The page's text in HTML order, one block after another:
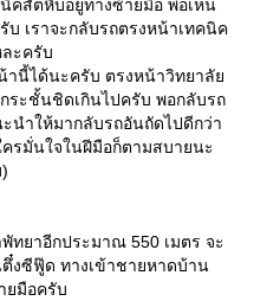
คสัตหีบอยู่ทางซ้ายมือ พอเห็น
เราจะกลับรถตรงหน้าเทคนิค
ะครับ
านี้ได้นะครับ ตรงหน้าวิทยาลั
ระชั้นชิดเกินไปครับ พอกลับรถ
นำให้มากลับรถอันถัดไปดีกว่า
รมั่นใจในฝีมือก็ตามสบายนะ
ทยาอีกประมาณ 550 เมตร จะ
งซีฟู๊ด ทางเข้าชายหาดบ้าน
ยมือครับ